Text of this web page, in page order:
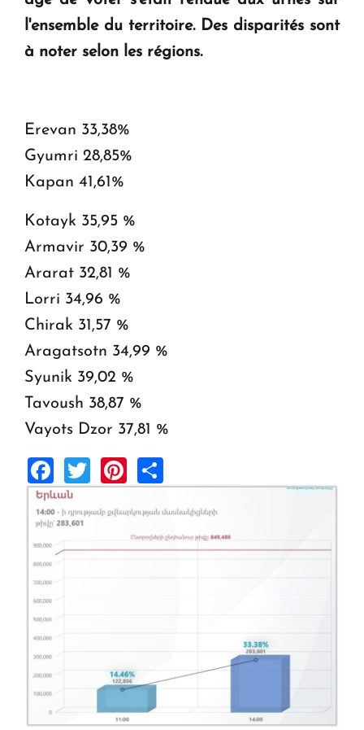
" Tant qu'il n'existe pas d'alternative concrète, la
question d'un référendum ne se pose pas. "
en Arménie
Le premier hôtel Hyatt Regency d'Arménie
l'ensemble du territoire. Des disparités sont
à noter selon les régions.
Erevan 33,38%
Gyumri 28,85%
Kapan 41,61%
Kotayk 35,95 %
Armavir 30,39 %
Ararat 32,81 %
Lorri 34,96 %
Chirak 31,57 %
Aragatsotn 34,99 %
Syunik 39,02 %
Tavoush 38,87 %
Vayots Dzor 37,81 %
Facebook
TwitterPinterest